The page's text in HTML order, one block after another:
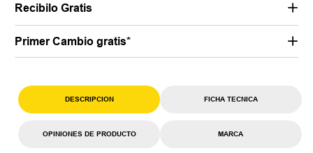
Recibilo Gratis
Primer Cambio gratis*
DESCRIPCION FICHA TECNICA
OPINIONES DE PRODUCTO MARCA